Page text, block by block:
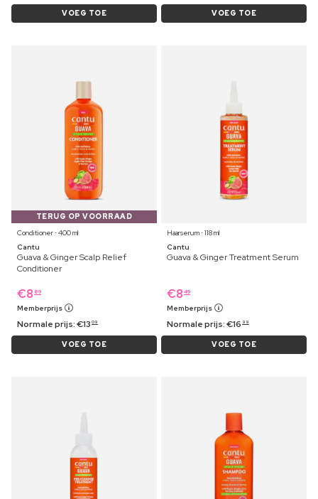
VOEG TOE VOEG TOE
TERUG OP VOORRAAD
Conditioner ⋅ 400 ml
Cantu
Guava & Ginger Scalp Relief
Conditioner
€8 89
Memberprijs
Normale prijs:€13 09
VOEG TOE
Haarserum ⋅ 118 ml
Cantu
Guava & Ginger Treatment Serum
€8 49
Memberprijs
Normale prijs:€16 99
VOEG TOE